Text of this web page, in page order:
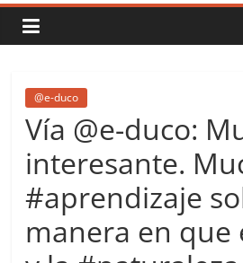
duco:
Gestión
del
Learn
Do
@e-duco
Vía @e-duco:
interesante.
#aprendizaje
manera en que